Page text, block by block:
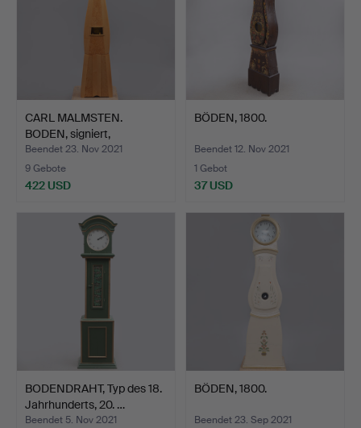
CARL MALMSTEN.
BODEN, signiert,
hergestell…
Beendet 23. Nov 2021
9 Gebote
422 USD
BÖDEN, 1800.
Beendet 12. Nov 2021
1 Gebot
37 USD
BODENDRAHT, Typ des 18.
Jahrhunderts, 20. …
Beendet 5. Nov 2021
BÖDEN, 1800.
Beendet 23. Sep 2021